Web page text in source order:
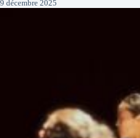
9 décembre 2025